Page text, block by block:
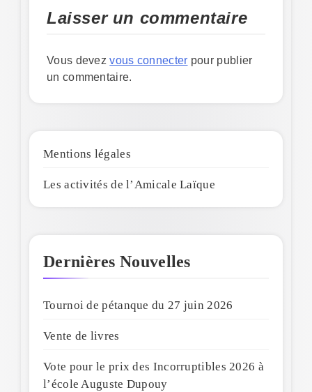
Laisser un commentaire
Vous devezvous connecter pour publier
un commentaire.
Mentions légales
Les activités de l’Amicale Laïque
Dernières Nouvelles
Tournoi de pétanque du 27 juin 2026
Vente de livres
Vote pour le prix des Incorruptibles 2026 à
l’école Auguste Dupouy